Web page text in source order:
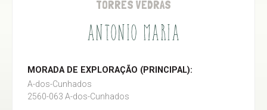
TORRES VEDRAS
ANTONIO MARIA
MORADA DE EXPLORAÇÃO (PRINCIPAL):
A-dos-Cunhados
2560-063 A-dos-Cunhados